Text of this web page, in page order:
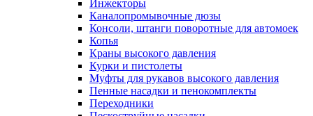
Инжекторы
Каналопромывочные дюзы
Консоли, штанги поворотные для автомоек
Копья
Краны высокого давления
Курки и пистолеты
Муфты для рукавов высокого давления
Пенные насадки и пенокомплекты
Переходники